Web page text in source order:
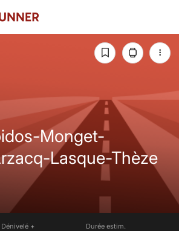
Monget-
Lasque-Thèze
Dénivelé + Durée estim.